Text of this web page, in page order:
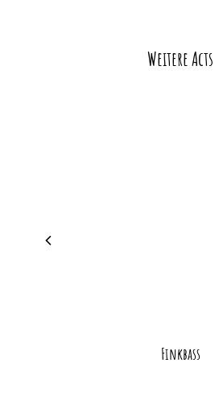
Weitere Acts
Finkbass